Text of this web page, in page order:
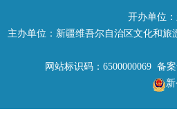
尔自治
年1
开办单位
主办单位：新疆维吾尔自治区文化和
网站标识码：6500000069 备